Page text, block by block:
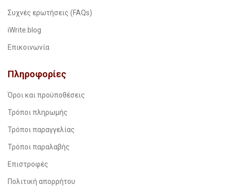
Συχνές ερωτήσεις (FAQs)
iWrite.blog
Επικοινωνία
Πληροφορίες
Όροι και προϋποθέσεις
Τρόποι πληρωμής
Τρόποι παραγγελίας
Τρόποι παραλαβής
Επιστροφές
Πολιτική απορρήτου